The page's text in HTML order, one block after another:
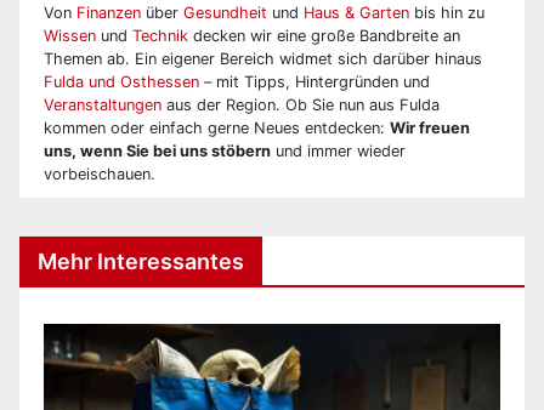
Von Finanzen über Gesundheit und Haus & Garten bis hin zu
Wissen und Technik decken wir eine große Bandbreite an
Themen ab. Ein eigener Bereich widmet sich darüber hinaus
Fulda und Osthessen – mit Tipps, Hintergründen und
Veranstaltungen aus der Region. Ob Sie nun aus Fulda
kommen oder einfach gerne Neues entdecken: Wir freuen
uns, wenn Sie bei uns stöbern und immer wieder
vorbeischauen.
Mehr Interessantes